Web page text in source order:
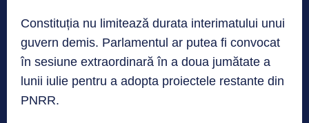
Constituția nu limitează durata interimatului unui
guvern demis. Parlamentul ar putea fi convocat
în sesiune extraordinară în a doua jumătate a
lunii iulie pentru a adopta proiectele restante din
PNRR.